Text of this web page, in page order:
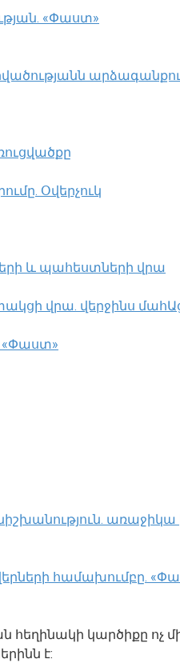
«Փաստ»
Օվերչուկ
և պահեստների վրա
վրա. վերջինս
«Փաստ»
համախումբը.
հեղինակի կարծիքը ոչ
է: